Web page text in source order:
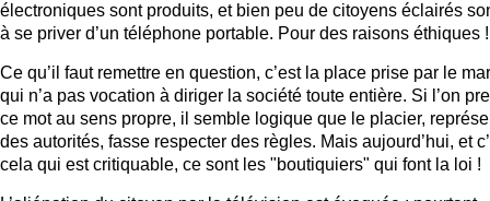
électroniques sont produits, et bien peu de citoyens éclairés
à se priver d’un téléphone portable. Pour des raisons éthiques !
Ce qu’il faut remettre en question, c’est la place prise par le
qui n’a pas vocation à diriger la société toute entière. Si l’on
ce mot au sens propre, il semble logique que le placier,
des autorités, fasse respecter des règles. Mais aujourd’hui, et
cela qui est critiquable, ce sont les "boutiquiers" qui font la loi !